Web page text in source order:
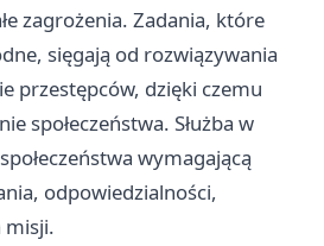
zagrożenia. Zadania, które
sięgają od rozwiązywania
przestępców, dzięki czemu
społeczeństwa. Służba w
wymagającą
odpowiedzialności,
misji.